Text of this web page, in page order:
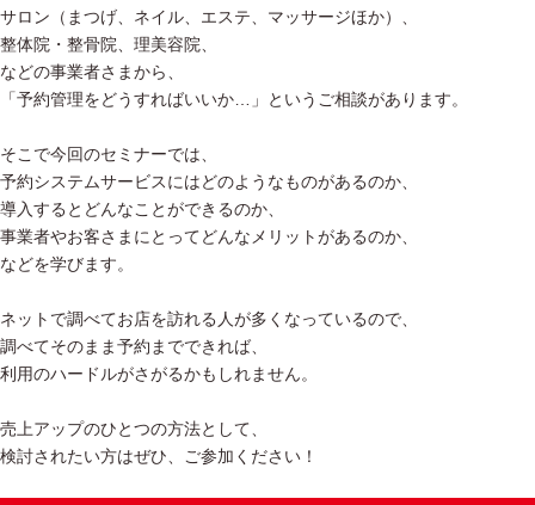
サロン（まつげ、ネイル、エステ、マッサージほか）、
整体院・整骨院、理美容院、
などの事業者さまから、
「予約管理をどうすればいいか…」というご相談があります。
そこで今回のセミナーでは、
予約システムサービスにはどのようなものがあるのか、
導入するとどんなことができるのか、
事業者やお客さまにとってどんなメリットがあるのか、
などを学びます。
ネットで調べてお店を訪れる人が多くなっているので、
調べてそのまま予約までできれば、
利用のハードルがさがるかもしれません。
売上アップのひとつの方法として、
検討されたい方はぜひ、ご参加ください！